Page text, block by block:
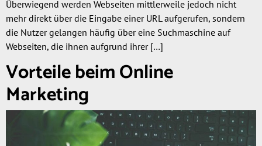
Überwiegend werden Webseiten mittlerweile jedoch nicht
mehr direkt über die Eingabe einer URL aufgerufen, sondern
die Nutzer gelangen häufig über eine Suchmaschine auf
Webseiten, die ihnen aufgrund ihrer […]
Vorteile beim Online
Marketing